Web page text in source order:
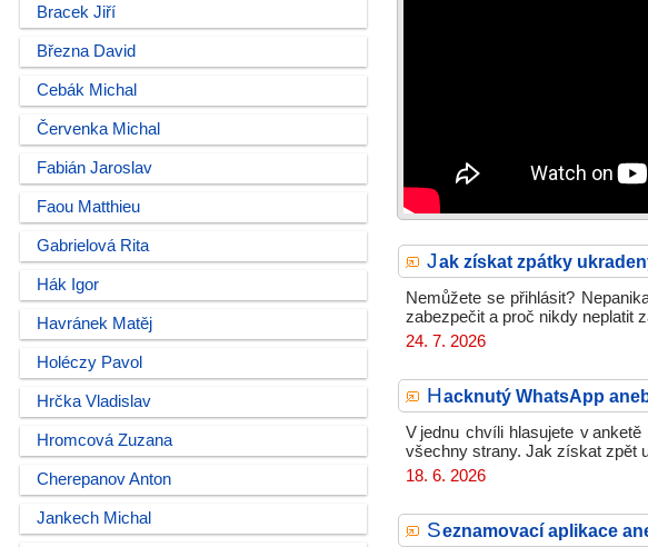
Bracek Jiří
Března David
Cebák Michal
Červenka Michal
Fabián Jaroslav
Faou Matthieu
Gabrielová Rita
Hák Igor
Havránek Matěj
Holéczy Pavol
Hrčka Vladislav
Hromcová Zuzana
Cherepanov Anton
Jankech Michal
Jak získat zpátky
Nemůžete se přihlásit?
zabezpečit a proč nikdy neplatit
24. 7. 2026
Hacknutý WhatsApp
V jednu chvíli hlasujete v
všechny strany. Jak získat zpět
18. 6. 2026
Seznamovací aplikace